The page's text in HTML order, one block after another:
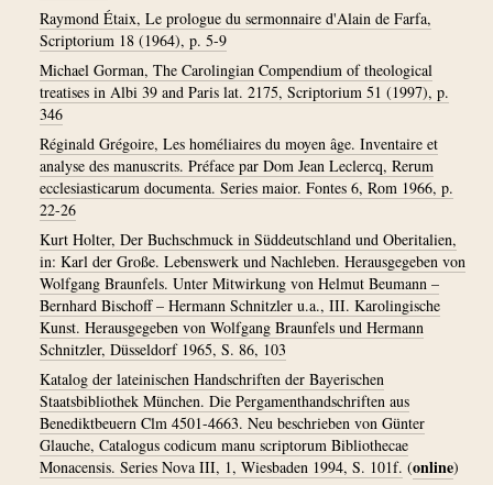
Raymond Étaix, Le prologue du sermonnaire d'Alain de Farfa,
Scriptorium 18 (1964), p. 5-9
Michael Gorman, The Carolingian Compendium of theological
treatises in Albi 39 and Paris lat. 2175, Scriptorium 51 (1997), p.
346
Réginald Grégoire, Les homéliaires du moyen âge. Inventaire et
analyse des manuscrits. Préface par Dom Jean Leclercq, Rerum
ecclesiasticarum documenta. Series maior. Fontes 6, Rom 1966, p.
22-26
Kurt Holter, Der Buchschmuck in Süddeutschland und Oberitalien,
in: Karl der Große. Lebenswerk und Nachleben. Herausgegeben von
Wolfgang Braunfels. Unter Mitwirkung von Helmut Beumann –
Bernhard Bischoff – Hermann Schnitzler u.a., III. Karolingische
Kunst. Herausgegeben von Wolfgang Braunfels und Hermann
Schnitzler, Düsseldorf 1965, S. 86, 103
Katalog der lateinischen Handschriften der Bayerischen
Staatsbibliothek München. Die Pergamenthandschriften aus
Benediktbeuern Clm 4501-4663. Neu beschrieben von Günter
Glauche, Catalogus codicum manu scriptorum Bibliothecae
Monacensis. Series Nova III, 1, Wiesbaden 1994, S. 101f. (online)